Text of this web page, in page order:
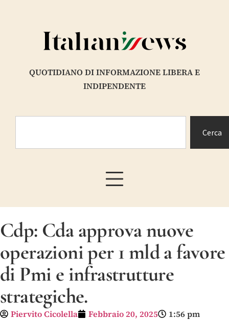
QUOTIDIANO DI INFORMAZIONE LIBERA E
INDIPENDENTE
Cerca
Cdp: Cda approva nuove
operazioni per 1 mld a favore
di Pmi e infrastrutture
strategiche.
Piervito Cicolella Febbraio 20, 2025 1:56 pm